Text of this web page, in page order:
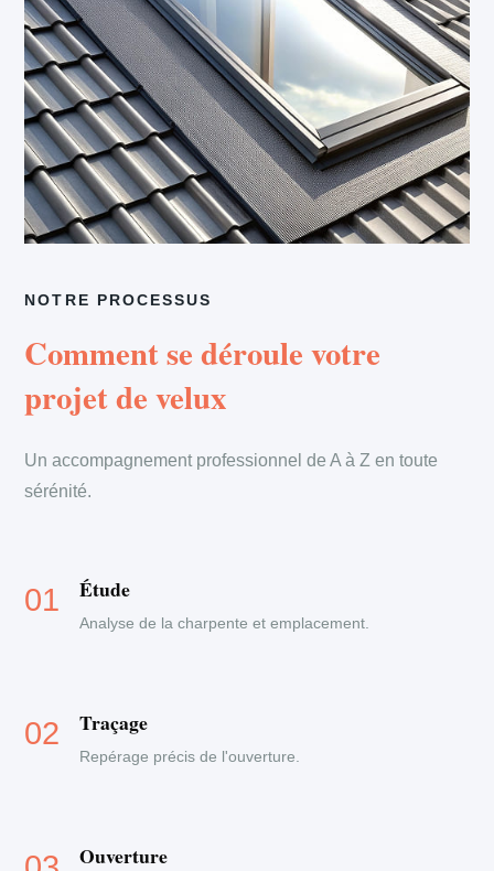
NOTRE PROCESSUS
Comment se déroule votre
projet de velux
Un accompagnement professionnel de A à Z en toute
sérénité.
Étude
Analyse de la charpente et emplacement.
Traçage
Repérage précis de l'ouverture.
Ouverture